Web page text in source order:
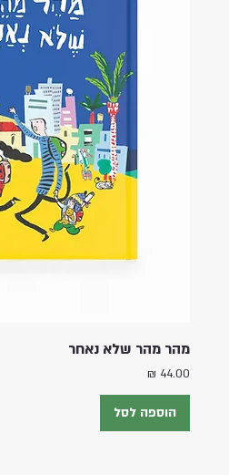
מהר מהר שלא נאחר
מחיר
הוספה לסל